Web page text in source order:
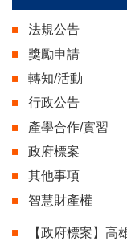
法規公告
獎勵申請
轉知/活動
行政公告
產學合作/實習
政府標案
其他事項
智慧財產權
【政府標案】